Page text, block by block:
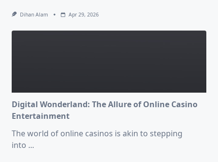
Dihan Alam Apr 29, 2026
Digital Wonderland: The Allure of Online Casino
Entertainment
The world of online casinos is akin to stepping
into ...